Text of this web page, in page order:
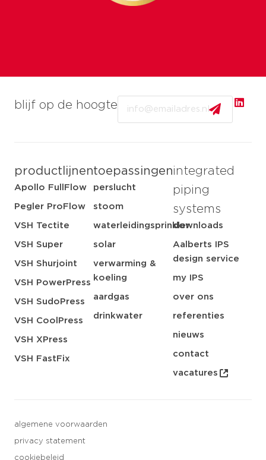
blijf op de hoogte
productlijnen
Apollo FullFlow
Pegler ProFlow
VSH Tectite
VSH Super
VSH Shurjoint
VSH PowerPress
VSH SudoPress
VSH CoolPress
VSH XPress
VSH FastFix
toepassingen
perslucht
stoom
waterleidingsprinkler
solar
verwarming &
koeling
aardgas
drinkwater
integrated
piping
systems
downloads
Aalberts IPS
design service
my IPS
over ons
referenties
nieuws
contact
vacatures
algemene voorwaarden
privacy statement
cookiebeleid